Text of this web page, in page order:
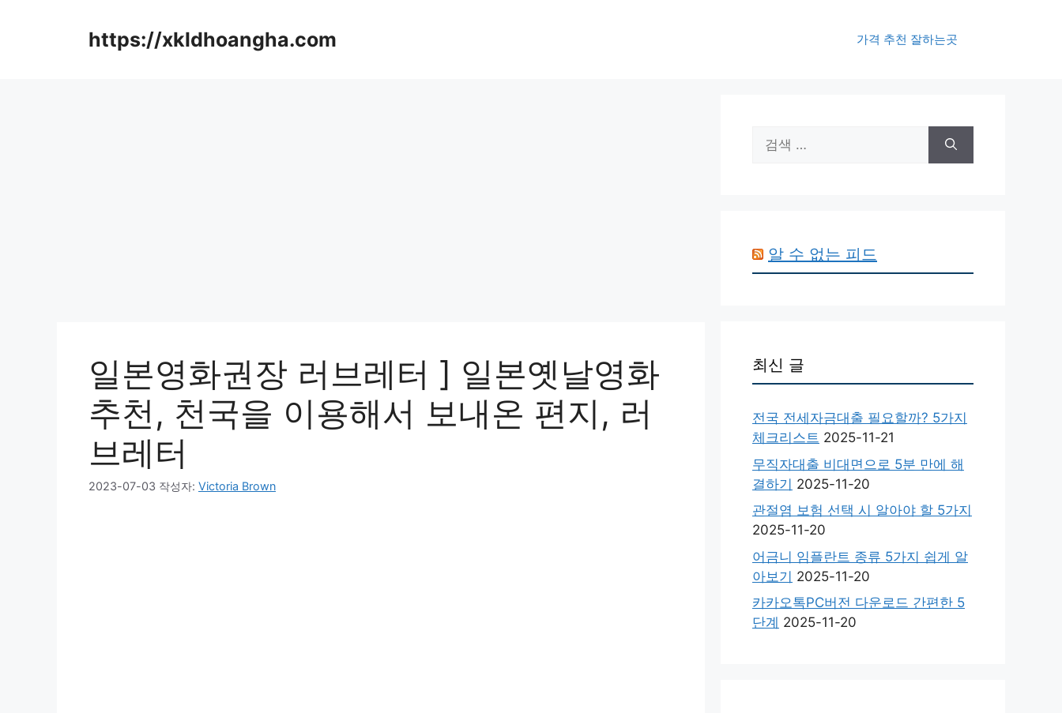
https://xkldhoangha.com 가격 추천 잘하는곳
일본영화권장 러브레터 ] 일본옛날영화
추천, 천국을 이용해서 보내온 편지, 러
브레터
2023-07-03 작성자: Victoria Brown
색:
알 수 없는 피드
최신 글
전국 전세자금대출 필요할까? 5가지
체크리스트 2025-11-21
무직자대출 비대면으로 5분 만에 해
결하기 2025-11-20
관절염 보험 선택 시 알아야 할 5가지
2025-11-20
어금니 임플란트 종류 5가지 쉽게 알
아보기 2025-11-20
카카오톡PC버전 다운로드 간편한 5
단계 2025-11-20